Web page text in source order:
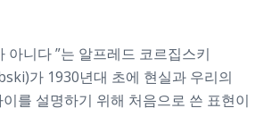
아니다 ”는 알프레드 코르집스키
가 1930년대 초에 현실과 우리의
를 설명하기 위해 처음으로 쓴 표현이